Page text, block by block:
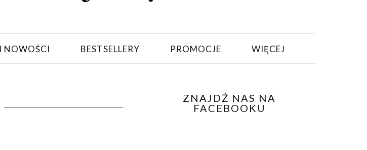
NOWOŚCI BESTSELLERY PROMOCJE WIĘCEJ
ZNAJDŹ NAS NA
FACEBOOKU